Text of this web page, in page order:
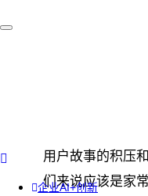
企业AI+创新
用户故事的积压
们来说应该是家